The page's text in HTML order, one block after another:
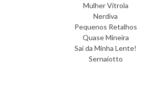
Mulher Vitrola
Nerdiva
Pequenos Retalhos
Quase Mineira
Sai da Minha Lente!
Sernaiotto